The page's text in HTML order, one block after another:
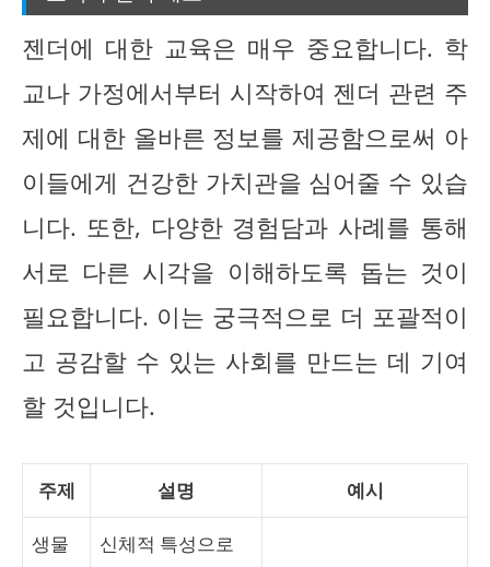
젠더에 대한 교육은 매우 중요합니다. 학
교나 가정에서부터 시작하여 젠더 관련 주
제에 대한 올바른 정보를 제공함으로써 아
이들에게 건강한 가치관을 심어줄 수 있습
니다. 또한, 다양한 경험담과 사례를 통해
서로 다른 시각을 이해하도록 돕는 것이
필요합니다. 이는 궁극적으로 더 포괄적이
고 공감할 수 있는 사회를 만드는 데 기여
할 것입니다.
주제 설명 예시
생물
신체적 특성으로